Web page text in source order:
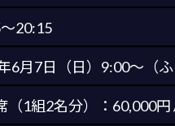
20:15
6月7日（日）9:00〜（
（1組2名分）：60,000